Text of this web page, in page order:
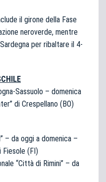
il girone della Fase
neroverde, mentre
per ribaltare il 4-
Sassuolo – domenica
di Crespellano (BO)
– da oggi a domenica –
Fiesole (FI)
“Città di Rimini” – da